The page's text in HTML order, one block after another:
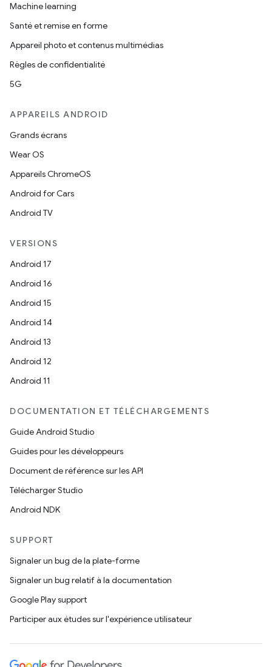
Machine learning
Santé et remise en forme
Appareil photo et contenus multimédias
Règles de confidentialité
5G
APPAREILS ANDROID
Grands écrans
Wear OS
Appareils ChromeOS
Android for Cars
Android TV
VERSIONS
Android 17
Android 16
Android 15
Android 14
Android 13
Android 12
Android 11
DOCUMENTATION ET TÉLÉCHARGEMENTS
Guide Android Studio
Guides pour les développeurs
Document de référence sur les API
Télécharger Studio
Android NDK
SUPPORT
Signaler un bug de la plate-forme
Signaler un bug relatif à la documentation
Google Play support
Participer aux études sur l'expérience utilisateur